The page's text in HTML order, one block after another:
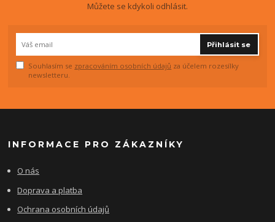
Můžete se kdykoli odhlásit.
Přihlásit se
Souhlasím se zpracováním osobních údajů za účelem rozesílky
newsletteru.
INFORMACE PRO ZÁKAZNÍKY
O nás
Doprava a platba
Ochrana osobních údajů